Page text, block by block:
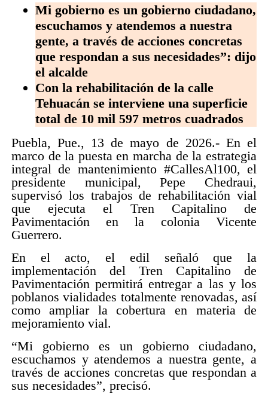
Mi gobierno es un gobierno ciudadano,
escuchamos y atendemos a nuestra
gente, a través de acciones concretas
que respondan a sus necesidades”: dijo
el alcalde
Con la rehabilitación de la calle
Tehuacán se interviene una superficie
total de 10 mil 597 metros cuadrados
Puebla, Pue., 13 de mayo de 2026.- En el
marco de la puesta en marcha de la estrategia
integral de mantenimiento #CallesAl100, el
presidente municipal, Pepe Chedraui,
supervisó los trabajos de rehabilitación vial
que ejecuta el Tren Capitalino de
Pavimentación en la colonia Vicente
Guerrero.
En el acto, el edil señaló que la
implementación del Tren Capitalino de
Pavimentación permitirá entregar a las y los
poblanos vialidades totalmente renovadas, así
como ampliar la cobertura en materia de
mejoramiento vial.
“Mi gobierno es un gobierno ciudadano,
escuchamos y atendemos a nuestra gente, a
través de acciones concretas que respondan a
sus necesidades”, precisó.